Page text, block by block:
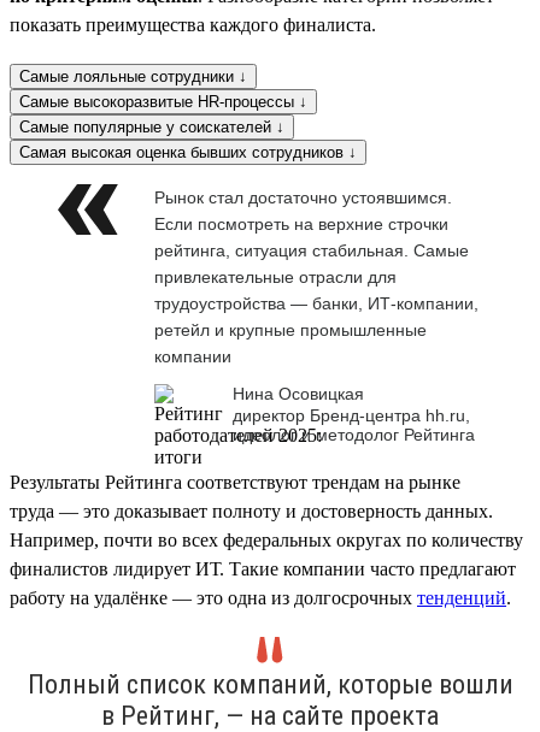
показать преимущества каждого финалиста.
Самые лояльные сотрудники ↓
Самые высокоразвитые HR-процессы ↓
Самые популярные у соискателей ↓
Самая высокая оценка бывших сотрудников ↓
Рынок стал достаточно устоявшимся.
Если посмотреть на верхние строчки
рейтинга, ситуация стабильная. Самые
привлекательные отрасли для
трудоустройства — банки, ИТ-компании,
ретейл и крупные промышленные
компании
Нина Осовицкая
директор Бренд-центра hh.ru,
идеолог и методолог Рейтинга
Результаты Рейтинга соответствуют трендам на рынке
труда — это доказывает полноту и достоверность данных.
Например, почти во всех федеральных округах по количеству
финалистов лидирует ИТ. Такие компании часто предлагают
работу на удалёнке — это одна из долгосрочных тенденций.
Полный список компаний, которые вошли
в Рейтинг, — на сайте проекта